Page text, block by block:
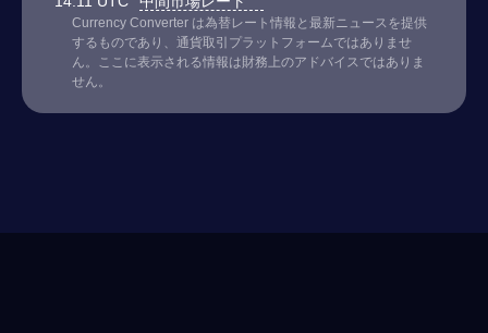
Currency Converter は為替レート情報と最新ニュースを提供
するものであり、通貨取引プラットフォームではありませ
ん。ここに表示される情報は財務上のアドバイスではありま
せん。